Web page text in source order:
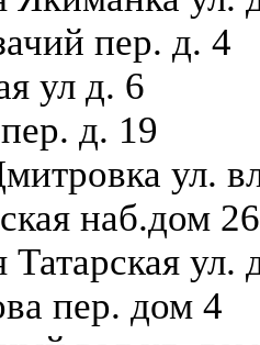
пер. д. 4
ул д. 6
д. 19
ул.
наб.дом 26
ул.
пер. дом 4